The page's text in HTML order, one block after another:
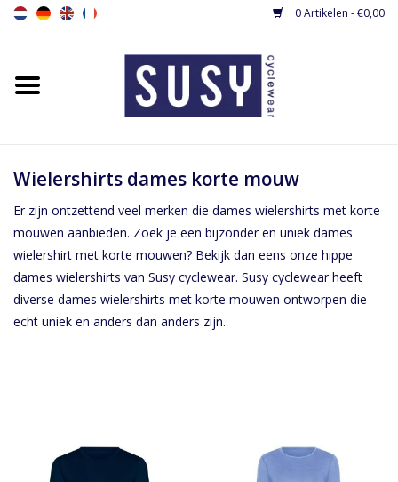
0 Artikelen - €0,00
Home
Dames fietsshirts
Dames fietsbroeken
Dames fietsjacks / gilets
Dames fietspakjes
Over Susy
Wielershirts dames korte mouw
Er zijn ontzettend veel merken die dames wielershirts met korte
mouwen aanbieden. Zoek je een bijzonder en uniek dames
wielershirt met korte mouwen? Bekijk dan eens onze hippe
dames wielershirts van Susy cyclewear. Susy cyclewear heeft
diverse dames wielershirts met korte mouwen ontworpen die
echt uniek en anders dan anders zijn.